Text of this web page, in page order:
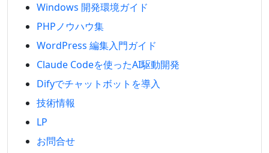
Windows 開発環境ガイド
PHPノウハウ集
WordPress 編集入門ガイド
Claude Codeを使ったAI駆動開発
Difyでチャットボットを導入
技術情報
LP
お問合せ